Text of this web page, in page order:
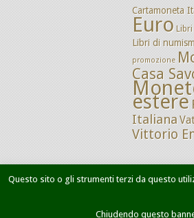
Cartamoneta
Euro Libri
Libri di
promozione
Casa
estere
Italiana
Vittorio
Home
Questo sito o gli strumenti terzi da questo
Chiudendo questo